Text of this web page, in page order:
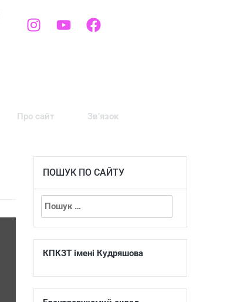
Про сайт Зв’язок
ПОШУК ПО САЙТУ
КПКЗТ імені Кудряшова